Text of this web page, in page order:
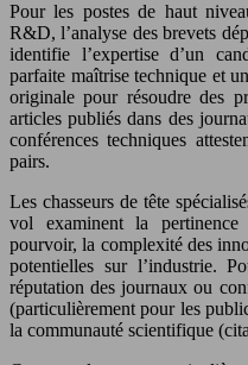
Pour les postes de haut
R&D, l’analyse des brevets
identifie l’expertise d’un
parfaite maîtrise technique et
originale pour résoudre des
articles publiés dans des
conférences techniques
pairs.
Les chasseurs de tête
vol examinent la
pourvoir, la complexité des
potentielles sur l’industrie.
réputation des journaux ou
(particulièrement pour les
la communauté scientifique